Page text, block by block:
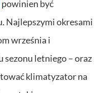
powinien być
Najlepszymi okresami
września i
sezonu letniego – oraz
klimatyzator na